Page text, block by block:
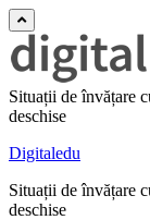
Situații de învățare
deschise
Digitaledu
Situații de învățare
deschise